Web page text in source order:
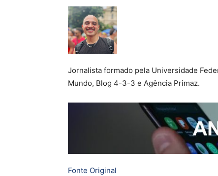
Jornalista formado pela Universidade
Mundo, Blog 4-3-3 e Agência Primaz.
Fonte Original